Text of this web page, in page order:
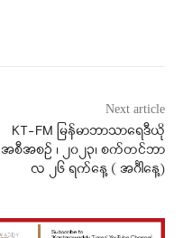
Next article
KT-FM မြန်မာဘာသာရေဒီယို
အစီအစဉ် ၊ ၂၀၂၃၊ စက်တင်ဘာ
လ ၂၆ ရက်နေ့ ( ‌‌‌အင်္ဂါနေ့)